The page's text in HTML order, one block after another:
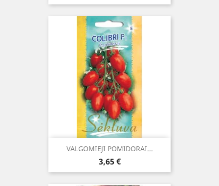
VALGOMIEJI POMIDORAI...
Kaina
3,65 €